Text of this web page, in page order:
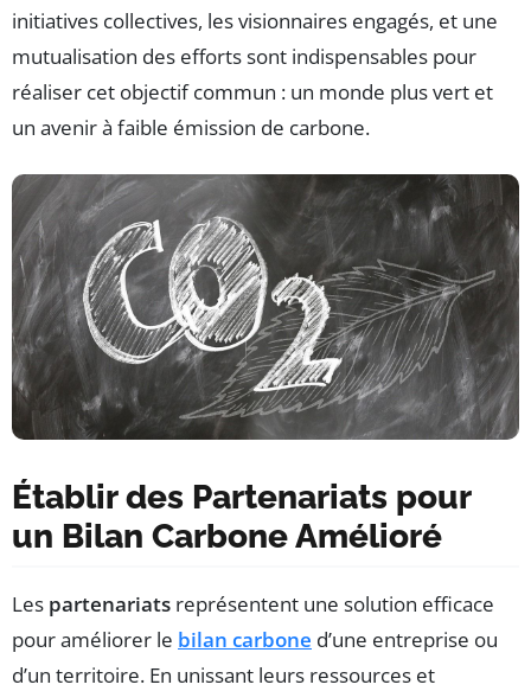
initiatives collectives, les visionnaires engagés, et une
mutualisation des efforts sont indispensables pour
réaliser cet objectif commun : un monde plus vert et
un avenir à faible émission de carbone.
Établir des Partenariats pour
un Bilan Carbone Amélioré
Les partenariats représentent une solution efficace
pour améliorer le bilan carbone d’une entreprise ou
d’un territoire. En unissant leurs ressources et